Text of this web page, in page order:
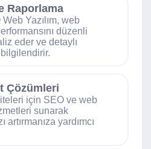
Raporlama
Web Yazılım, web
düzenli
eder ve detaylı
Çözümleri
için SEO ve web
sunarak
artırmanıza yardımcı